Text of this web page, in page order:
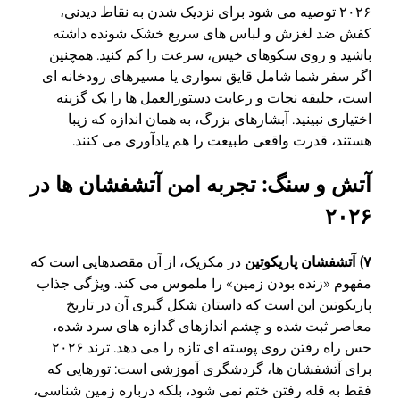
۲۰۲۶ توصیه می شود برای نزدیک شدن به نقاط دیدنی،
کفش ضد لغزش و لباس های سریع خشک شونده داشته
باشید و روی سکوهای خیس، سرعت را کم کنید. همچنین
اگر سفر شما شامل قایق سواری یا مسیرهای رودخانه ای
است، جلیقه نجات و رعایت دستورالعمل ها را یک گزینه
اختیاری نبینید. آبشارهای بزرگ، به همان اندازه که زیبا
هستند، قدرت واقعی طبیعت را هم یادآوری می کنند.
آتش و سنگ: تجربه امن آتشفشان ها در
۲۰۲۶
۷) آتشفشان پاریکوتین
در مکزیک، از آن مقصدهایی است که
مفهوم «زنده بودن زمین» را ملموس می کند. ویژگی جذاب
پاریکوتین این است که داستان شکل گیری آن در تاریخ
معاصر ثبت شده و چشم اندازهای گدازه های سرد شده،
حس راه رفتن روی پوسته ای تازه را می دهد. ترند ۲۰۲۶
برای آتشفشان ها، گردشگری آموزشی است: تورهایی که
فقط به قله رفتن ختم نمی شود، بلکه درباره زمین شناسی،